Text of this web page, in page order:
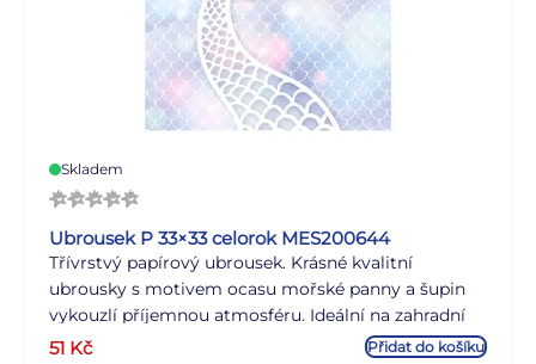
Skladem
Ubrousek P 33×33 celorok MES200644
Třívrstvý papírový ubrousek. Krásné kvalitní
ubrousky s motivem ocasu mořské panny a šupin
vykouzlí příjemnou atmosféru. Ideální na zahradní
prostírání, oslavy nebo na zkrášlení interiéru. MOTIV:
51 Kč Přidat do košíku